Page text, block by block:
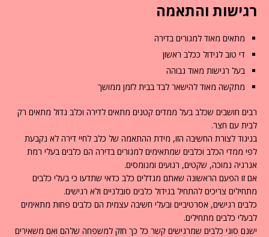
רגישות והתאמה
מתאים מאוד למגורים בדירה
די טוב לגידול ככלב ראשון
בעל רגישות מאוד גבוהה
מתקשה מאוד להישאר לבד בבית לזמן ממושך
רבים חושבים שכלב בעל ממדים קטנים מתאים לדירה וכלב גדול מתאים רק
לבית עם חצר.
בניגוד לצורת החשיבה הזו, מידת ההתאמה של כלב לחיי דירה לא נקבעת
לפי ממדי הכלב וכלבים שמתאימים למגורים בדירה הם כלבים בעלי רמת
אנרגיה נמוכה, שקטים, רגועים ומנומסים.
אם זו הפעם הראשונה שאתם מגדלים כלב כדאי שתדעו כי בעלי כלבים
מתחילים צריכים להתחיל בגידול כלבים סובלניים ולא רגישים.
כלבים רגישים, אסרטיביים ובעלי חשיבה עצמית הם כלבים פחות מתאימים
לבעלי כלבים מתחילים.
ישנם סוגי כלבים שמרגישים קשר כל כך חזק למשפחה שלהם ואם משאירים